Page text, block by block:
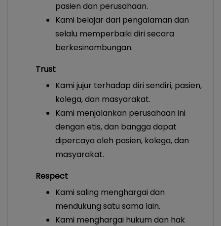
pasien dan perusahaan.
Kami belajar dari pengalaman dan
selalu memperbaiki diri secara
berkesinambungan.
Trust
Kami jujur terhadap diri sendiri, pasien,
kolega, dan masyarakat.
Kami menjalankan perusahaan ini
dengan etis, dan bangga dapat
dipercaya oleh pasien, kolega, dan
masyarakat.
Respect
Kami saling menghargai dan
mendukung satu sama lain.
Kami menghargai hukum dan hak